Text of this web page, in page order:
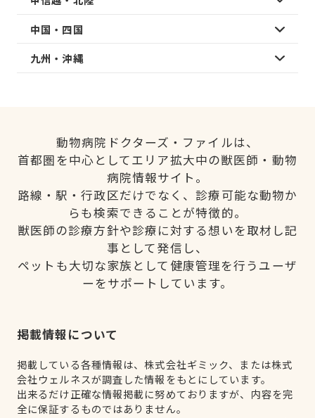
中国・四国
九州・沖縄
動物病院ドクターズ・ファイルは、
首都圏を中心としてエリア拡大中の獣医師・動物
病院情報サイト。
路線・駅・行政区だけでなく、診療可能な動物か
らも検索できることが特徴的。
獣医師の診療方針や診療に対する想いを取材し記
事として発信し、
ペットも大切な家族として健康管理を行うユーザ
ーをサポートしています。
掲載情報について
掲載している各種情報は、株式会社ギミック、または株式
会社ウェルネスが調査した情報をもとにしています。
出来るだけ正確な情報掲載に努めておりますが、内容を完
全に保証するものではありません。